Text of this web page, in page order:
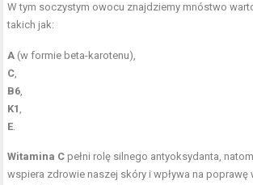
W tym soczystym owocu znajdziemy mnóstwo
takich jak:
A (w formie beta-karotenu),
C,
B6,
K1 ,
E.
Witamina C pełni rolę silnego antyoksydanta,
wspiera zdrowie naszej skóry i wpływa na poprawę